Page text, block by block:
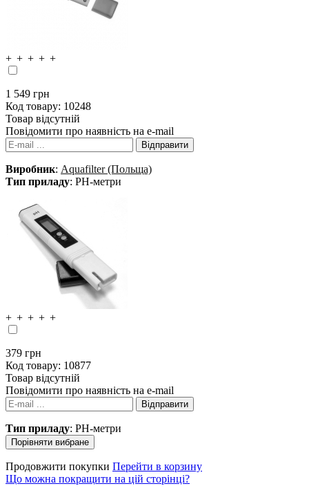
1 549 грн
Код товару: 10248
Товар відсутній
Повідомити про наявність на e-mail
Виробник: Aquafilter (Польща)
Тип приладу: PH-метри
379 грн
Код товару: 10877
Товар відсутній
Повідомити про наявність на e-mail
Тип приладу: PH-метри
Продовжити покупки Перейти в корзину
Що можна покращити на цій сторінці?